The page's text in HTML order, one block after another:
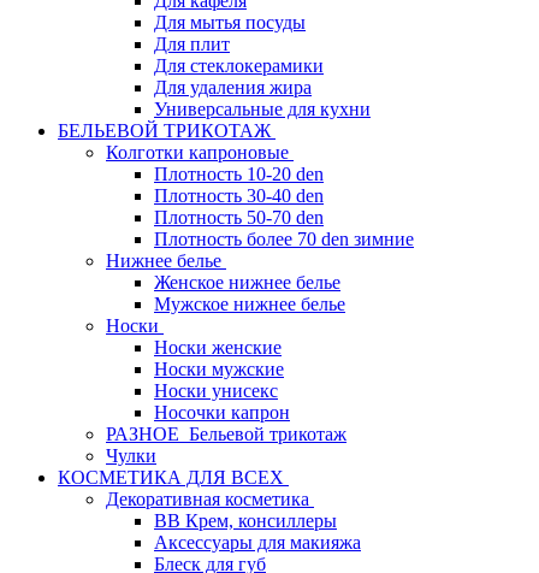
Для мытья посуды
Для плит
Для стеклокерамики
Для удаления жира
Универсальные для кухни
БЕЛЬЕВОЙ ТРИКОТАЖ
Колготки капроновые
Плотность 10-20 den
Плотность 30-40 den
Плотность 50-70 den
Плотность более 70 den зимние
Нижнее белье
Женское нижнее белье
Мужское нижнее белье
Носки
Носки женские
Носки мужские
Носки унисекс
Носочки капрон
РАЗНОЕ_Бельевой трикотаж
Чулки
КОСМЕТИКА ДЛЯ ВСЕХ
Декоративная косметика
BB Крем, консиллеры
Аксессуары для макияжа
Блеск для губ